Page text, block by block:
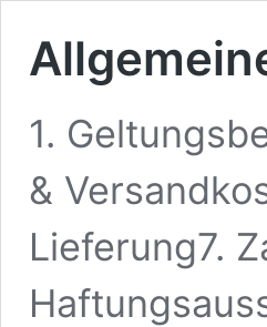
1.
&
Lieferung7.